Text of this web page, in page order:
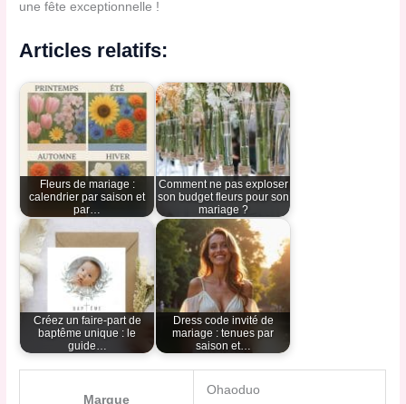
une fête exceptionnelle !
Articles relatifs:
Fleurs de mariage :
calendrier par saison et
par…
Comment ne pas exploser
son budget fleurs pour son
mariage ?
Créez un faire-part de
baptême unique : le
guide…
Dress code invité de
mariage : tenues par
saison et…
Marque
Ohaoduo